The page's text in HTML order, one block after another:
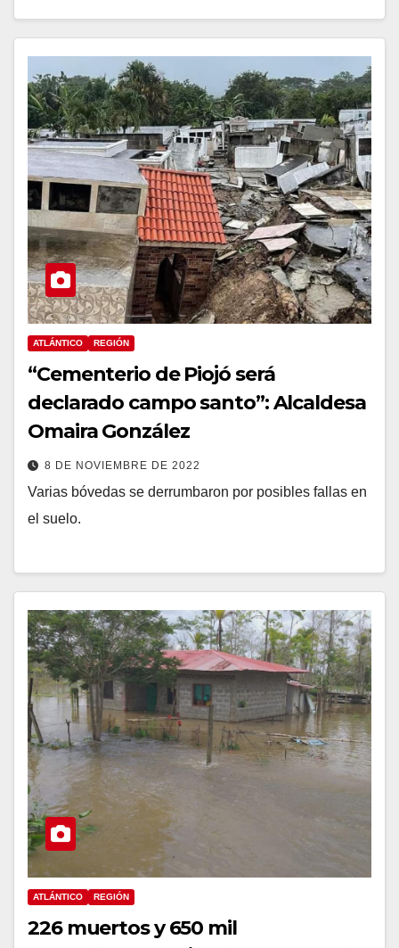
ATLÁNTICO REGIÓN
“Cementerio de Piojó será
declarado campo santo”: Alcaldesa
Omaira González
8 DE NOVIEMBRE DE 2022
Varias bóvedas se derrumbaron por posibles fallas en
el suelo.
ATLÁNTICO REGIÓN
226 muertos y 650 mil